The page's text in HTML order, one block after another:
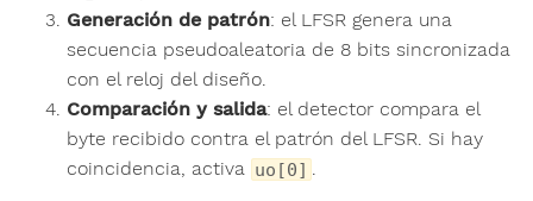
Generación de patrón: el LFSR genera una
secuencia pseudoaleatoria de 8 bits sincronizada
con el reloj del diseño.
Comparación y salida: el detector compara el
byte recibido contra el patrón del LFSR. Si hay
coincidencia, activa uo[0] .